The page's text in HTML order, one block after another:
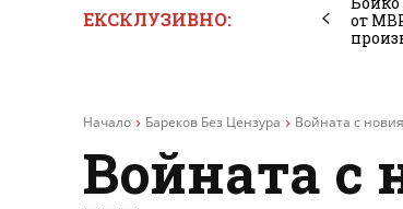
ЕКСКЛУЗИВНО:
от
Начало Бареков Без Цензура Войната с
Войната с